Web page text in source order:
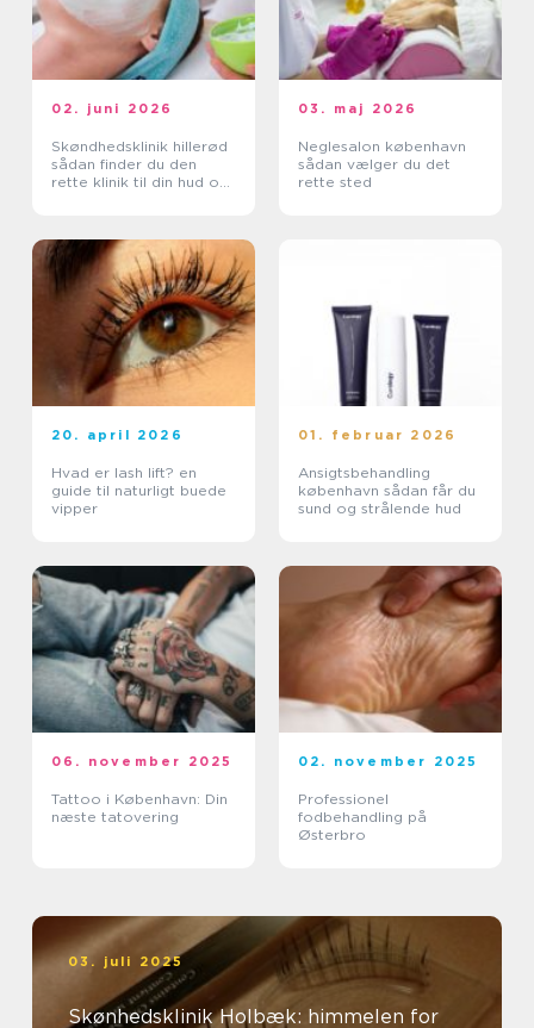
02. juni 2026
Skøndhedsklinik hillerød
sådan finder du den
rette klinik til din hud og
03. maj 2026
Neglesalon københavn
sådan vælger du det
rette sted
20. april 2026
Hvad er lash lift? en
guide til naturligt buede
vipper
01. februar 2026
Ansigtsbehandling
københavn sådan får du
sund og strålende hud
06. november 2025
Tattoo i København: Din
næste tatovering
02. november 2025
Professionel
fodbehandling på
Østerbro
03. juli 2025
Skønhedsklinik Holbæk: himmelen for